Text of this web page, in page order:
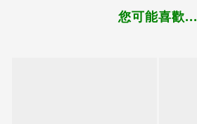
您可能喜歡...